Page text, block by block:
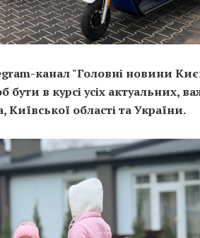
канал "Головні новини
бути в курсі усіх актуальних,
області та України.